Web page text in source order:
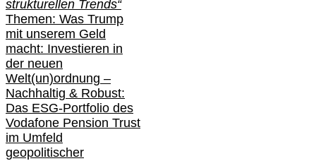
strukturellen Trends“
Themen: Was Trump
mit unserem Geld
macht: Investieren in
der neuen
Welt(un)ordnung –
Nachhaltig & Robust:
Das ESG-Portfolio des
Vodafone Pension Trust
im Umfeld
geopolitischer